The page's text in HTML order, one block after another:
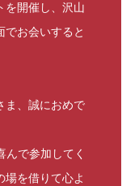
を開催し、沢山
でお会いすると
ま、誠におめで
んで参加してく
場を借りて心よ